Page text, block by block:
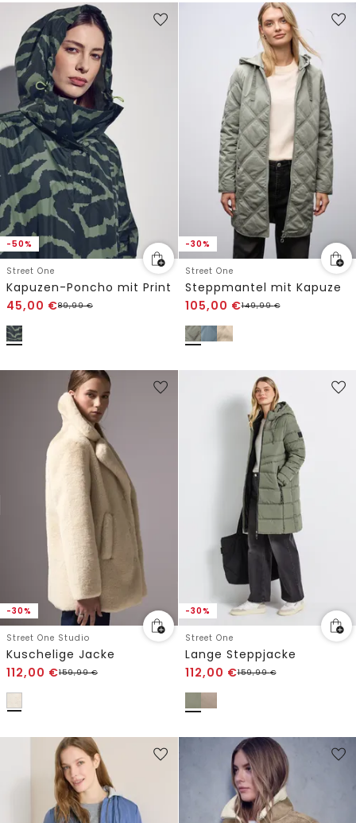
-50%
Street One
Kapuzen-Poncho mit Print
45,00 €89,99€
-30%
Street One
Steppmantel mit Kapuze
105,00 €149,99€
-30%
Street One Studio
Kuschelige Jacke
112,00 €159,99€
-30%
Street One
Lange Steppjacke
112,00 €159,99€